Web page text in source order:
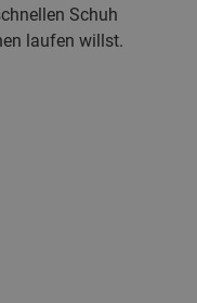
Schuh
laufen willst.